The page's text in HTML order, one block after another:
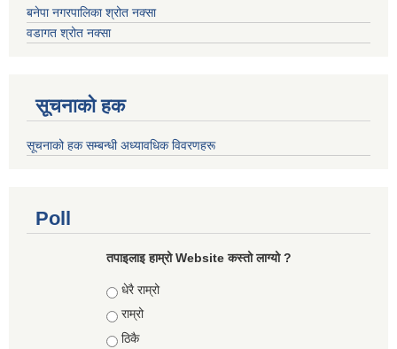
बनेपा नगरपालिका श्रोत नक्सा
वडागत श्रोत नक्सा
सूचनाको हक
सूचनाको हक सम्बन्धी अध्यावधिक विवरणहरू
Poll
तपाइलाइ हाम्रो Website कस्तो लाग्यो ?
Choices
धेरै राम्रो
राम्रो
ठिकै